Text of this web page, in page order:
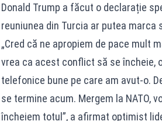
Donald Trump a făcut o declarație
reuniunea din Turcia ar putea
„Cred că ne apropiem de pace mult
vrea ca acest conflict să se încheie,
telefonice bune pe care am avut-o.
se termine acum. Mergem la NATO,
încheiem totul”, a afirmat optimist